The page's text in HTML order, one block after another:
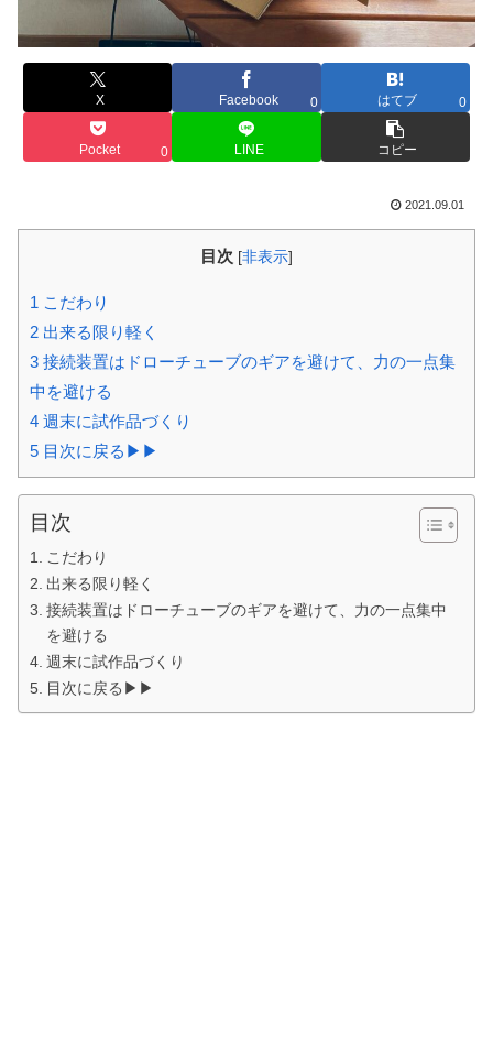
X Facebook 0 はてブ 0
Pocket 0 LINE コピー
2021.09.01
目次 [非表示]
1 こだわり
2 出来る限り軽く
3 接続装置はドローチューブのギアを避けて、力の一点集
中を避ける
4 週末に試作品づくり
5 目次に戻る▶▶
目次
こだわり
出来る限り軽く
接続装置はドローチューブのギアを避けて、力の一点集中
を避ける
週末に試作品づくり
目次に戻る▶▶